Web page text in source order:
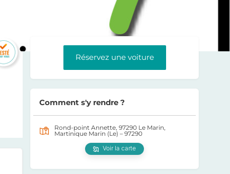
Réservez une voiture
Comment s'y rendre ?
Rond-point Annette, 97290 Le Marin,
Martinique Marin (Le) – 97290
Voir la carte